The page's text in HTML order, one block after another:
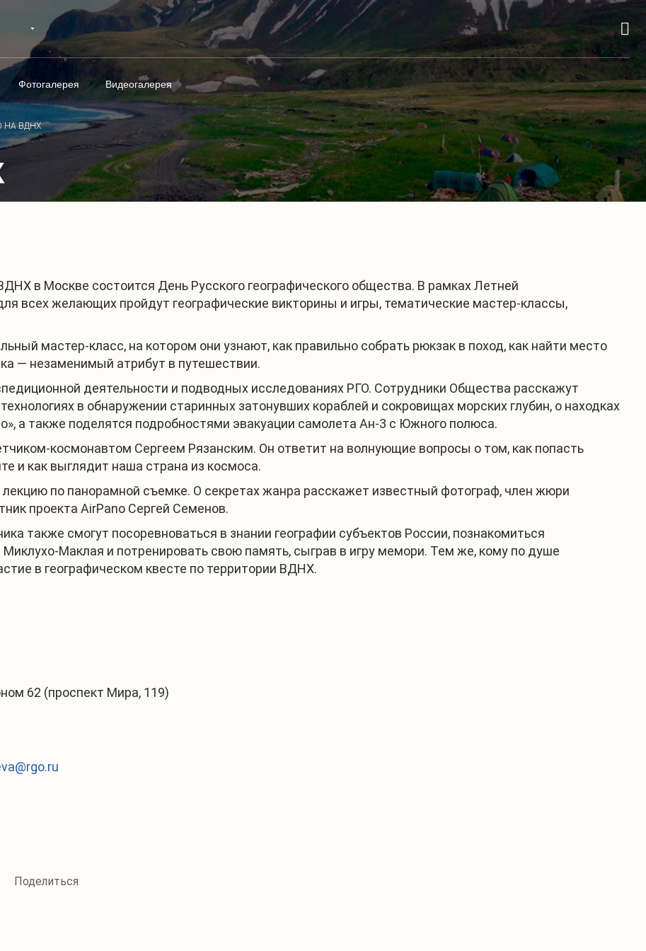
Фотогалерея Видеогалерея
НА ВДНХ
в Москве состоится День Русского географического общества. В рамках Летней
всех желающих пройдут географические викторины и игры, тематические мастер-классы,
мастер-класс, на котором они узнают, как правильно собрать рюкзак в поход, как найти место
— незаменимый атрибут в путешествии.
деятельности и подводных исследованиях РГО. Сотрудники Общества расскажут
в обнаружении старинных затонувших кораблей и сокровищах морских глубин, о находках
а также поделятся подробностями эвакуации самолета Ан-3 с Южного полюса.
космонавтом Сергеем Рязанским. Он ответит на волнующие вопросы о том, как попасть
и как выглядит наша страна из космоса.
по панорамной съемке. О секретах жанра расскажет известный фотограф, член жюри
проекта AirPano Сергей Семенов.
также смогут посоревноваться в знании географии субъектов России, познакомиться
Маклая и потренировать свою память, сыграв в игру мемори. Тем же, кому по душе
в географическом квесте по территории ВДНХ.
62 (проспект Мира, 119)